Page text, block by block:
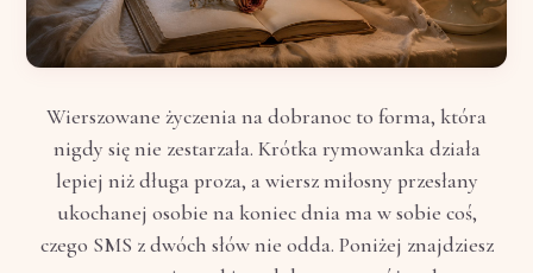
Wierszowane życzenia na dobranoc to forma, która
nigdy się nie zestarzała. Krótka rymowanka działa
lepiej niż długa proza, a wiersz miłosny przesłany
ukochanej osobie na koniec dnia ma w sobie coś,
czego SMS z dwóch słów nie odda. Poniżej znajdziesz